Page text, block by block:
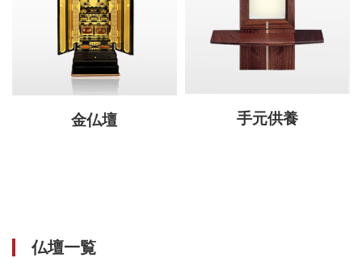
金仏壇 手元供養
仏壇一覧